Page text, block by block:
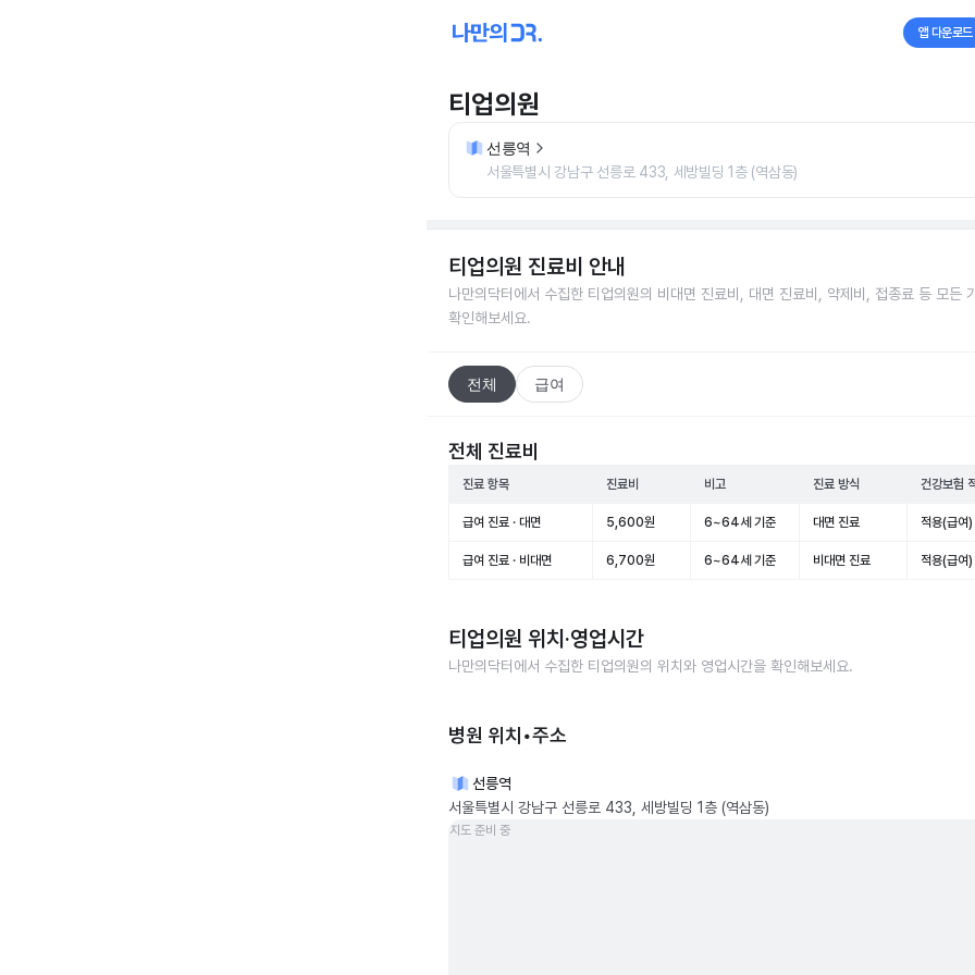
앱 다운로드
티업의원
선릉역
서울특별시 강남구 선릉로 433, 세방빌딩 1층 (역삼동)
티업의원 진료비 안내
나만의닥터에서 수집한 티업의원의 비대면 진료비, 대면 진료비, 약제비, 접종료 등 모든
확인해보세요.
전체 급여
전체 진료비
진료 항목 진료비 비고 진료 방식 건강보험
급여 진료 · 대면 5,600원 6~64세 기준 대면 진료 적용(급여)
급여 진료 · 비대면 6,700원 6~64세 기준 비대면 진료 적용(급여)
티업의원 위치·영업시간
나만의닥터에서 수집한 티업의원의 위치와 영업시간을 확인해보세요.
병원 위치•주소
선릉역
서울특별시 강남구 선릉로 433, 세방빌딩 1층 (역삼동)
지도 준비 중